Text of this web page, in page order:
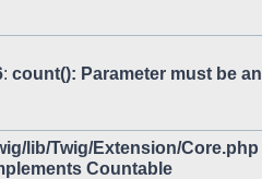
: count(): Parameter must be an
lib/Twig/Extension/Core.php
Countable